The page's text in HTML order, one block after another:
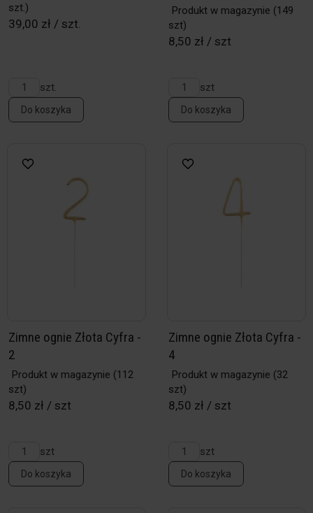
szt.)
39,00 zł / szt.
szt.
Do koszyka
Produkt w magazynie (149
szt)
8,50 zł / szt
szt
Do koszyka
Zimne ognie Złota Cyfra -
2
Produkt w magazynie (112
szt)
8,50 zł / szt
szt
Do koszyka
Zimne ognie Złota Cyfra -
4
Produkt w magazynie (32
szt)
8,50 zł / szt
szt
Do koszyka